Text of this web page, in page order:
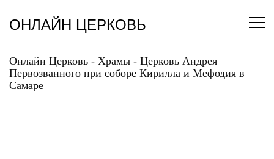
содержанию
ОНЛАЙН ЦЕРКОВЬ
Онлайн Церковь - Храмы - Церковь Андрея
Первозванного при соборе Кирилла и Мефодия в
Самаре